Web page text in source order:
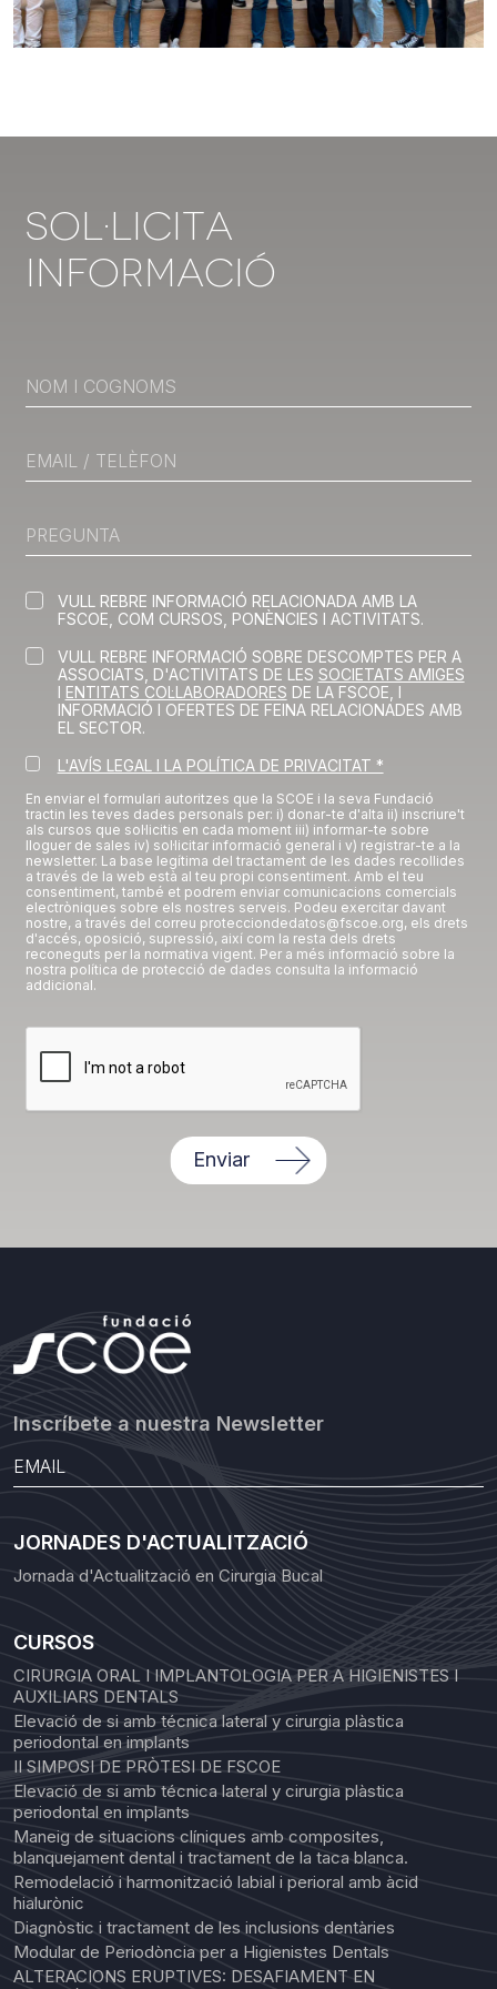
socials, de publicitat i d'anàlisis amb qui col·laborem. Al
seu torn, ells la poden combinar amb altres dades que
Sol·licita
Informació
VULL REBRE INFORMACIÓ RELACIONADA AMB LA
FSCOE, COM CURSOS, PONÈNCIES I ACTIVITATS.
VULL REBRE INFORMACIÓ SOBRE DESCOMPTES PER A
ASSOCIATS, D'ACTIVITATS DE LES SOCIETATS AMIGES
I ENTITATS COL·LABORADORES DE LA FSCOE, I
INFORMACIÓ I OFERTES DE FEINA RELACIONADES AMB
EL SECTOR.
L'AVÍS LEGAL I LA POLÍTICA DE PRIVACITAT *
En enviar el formulari autoritzes que la SCOE i la seva Fundació
tractin les teves dades personals per: i) donar-te d'alta ii) inscriure't
als cursos que sol·licitis en cada moment iii) informar-te sobre
lloguer de sales iv) sol·licitar informació general i v) registrar-te a la
newsletter. La base legítima del tractament de les dades recollides
a través de la web està al teu propi consentiment. Amb el teu
consentiment, també et podrem enviar comunicacions comercials
electròniques sobre els nostres serveis. Podeu exercitar davant
nostre, a través del correu protecciondedatos@fscoe.org, els drets
d'accés, oposició, supressió, així com la resta dels drets
reconeguts per la normativa vigent. Per a més informació sobre la
nostra política de protecció de dades consulta la informació
addicional.
Enviar
Inscríbete a nuestra Newsletter
JORNADES D'ACTUALITZACIÓ
Jornada d'Actualització en Cirurgia Bucal
CURSOS
CIRURGIA ORAL I IMPLANTOLOGIA PER A HIGIENISTES I
AUXILIARS DENTALS
Elevació de si amb técnica lateral y cirurgia plàstica
periodontal en implants
II SIMPOSI DE PRÒTESI DE FSCOE
Elevació de si amb técnica lateral y cirurgia plàstica
periodontal en implants
Maneig de situacions clíniques amb composites,
blanquejament dental i tractament de la taca blanca.
Remodelació i harmonització labial i perioral amb àcid
hialurònic
Diagnòstic i tractament de les inclusions dentàries
Modular de Periodòncia per a Higienistes Dentals
ALTERACIONS ERUPTIVES: DESAFIAMENT EN